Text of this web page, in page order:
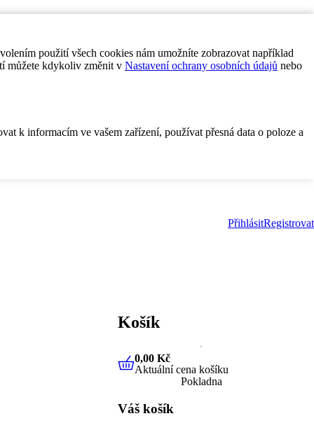
použití všech cookies nám umožníte zobrazovat například
můžete kdykoliv změnit v Nastavení ochrany osobních údajů nebo
k informacím ve vašem zařízení, používat přesná data o poloze a
PřihlásitRegistrovat
Košík
0,00 KčAktuální cena košíku
0,00 Kč
Aktuální cena košíku
Pokladna
Váš košík